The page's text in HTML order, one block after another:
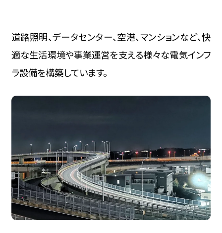
道路照明、データセンター、空港、マンションなど、快
適な生活環境や事業運営を支える様々な電気インフ
ラ設備を構築しています。